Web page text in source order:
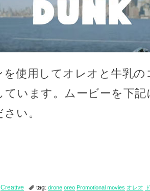
を使用してオレオと牛乳
ています。ムービーを下
い。
Creative tag: drone oreo Promotional movies オレオ